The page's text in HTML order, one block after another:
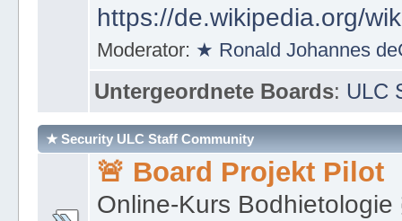
https://de.wikipedia.org/
Moderator: ★ Ronald Johannes
Untergeordnete Boards: ULC
★ Security ULC Staff Community
🚨 Board Projekt Pilot
Online-Kurs